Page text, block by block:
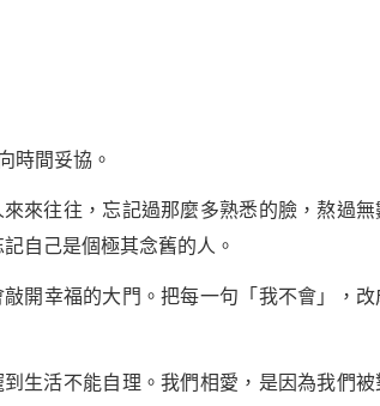
時間妥協。
往往，忘記過那麼多熟悉的臉，熬過無
自己是個極其念舊的人。
開幸福的大門。把每一句「我不會」，
活不能自理。我們相愛，是因為我們被